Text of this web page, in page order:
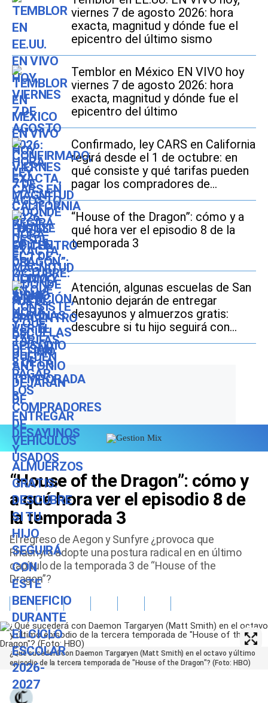
viernes 7 de agosto 2026: hora
exacta, magnitud y dónde fue el
epicentro del último sismo
Temblor en México EN VIVO hoy
viernes 7 de agosto 2026: hora
exacta, magnitud y dónde fue el
epicentro del último
Confirmado, ley CARS en California
regirá desde el 1 de octubre: en
qué consiste y qué tarifas pueden
pagar los compradores de
vehículos usados
“House of the Dragon”: cómo y a
qué hora ver el episodio 8 de la
temporada 3
Atención, algunas escuelas de San
Antonio dejarán de entregar
desayunos y almuerzos gratis:
descubre si tu hijo seguirá con
este beneficio durante el ciclo